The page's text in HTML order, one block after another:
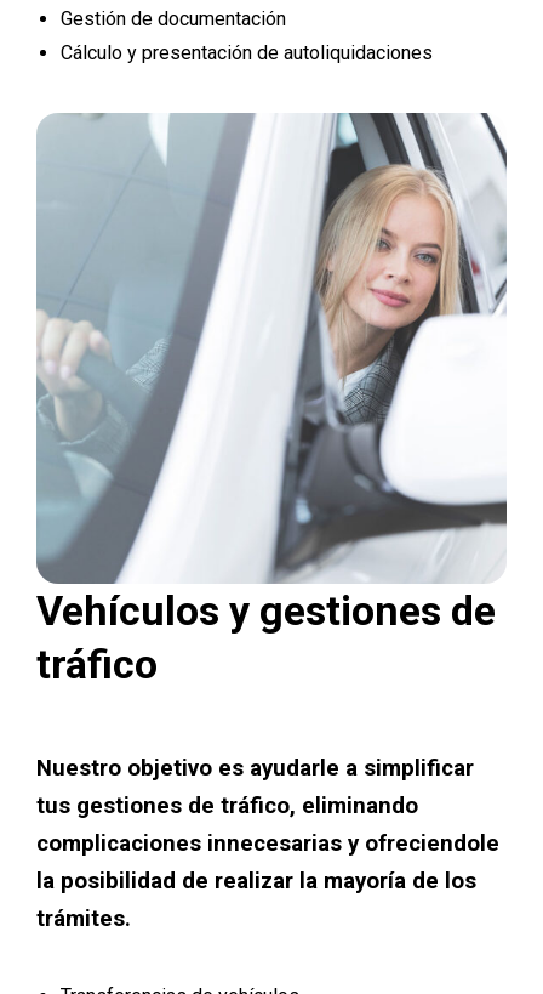
Gestión de documentación
Cálculo y presentación de autoliquidaciones
Vehículos y gestiones de
tráfico
Nuestro objetivo es ayudarle a simplificar
tus gestiones de tráfico, eliminando
complicaciones innecesarias y ofreciendole
la posibilidad de realizar la mayoría de los
trámites.